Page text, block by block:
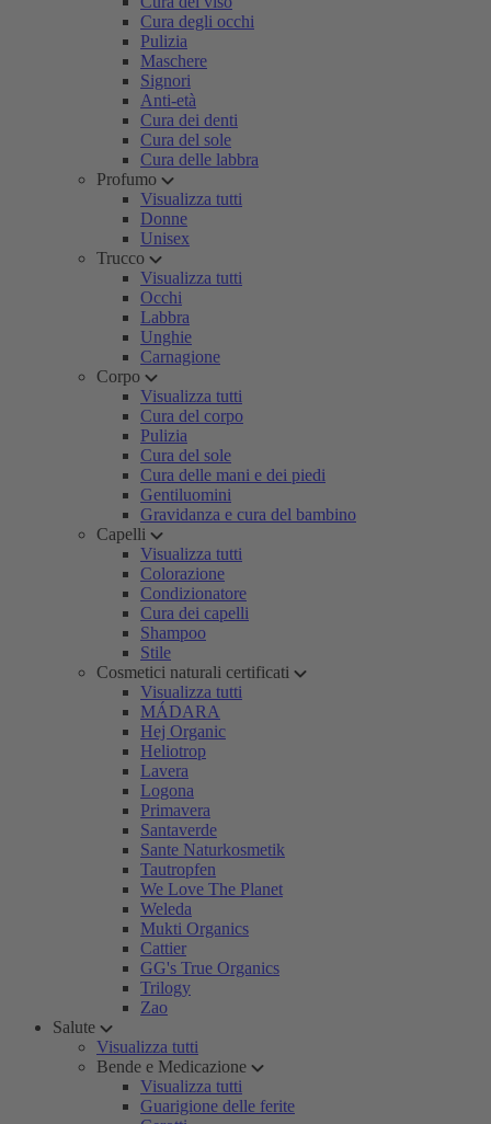
Cura degli occhi
Pulizia
Maschere
Signori
Anti-età
Cura dei denti
Cura del sole
Cura delle labbra
Profumo
Visualizza tutti
Donne
Unisex
Trucco
Visualizza tutti
Occhi
Labbra
Unghie
Carnagione
Corpo
Visualizza tutti
Cura del corpo
Pulizia
Cura del sole
Cura delle mani e dei piedi
Gentiluomini
Gravidanza e cura del bambino
Capelli
Visualizza tutti
Colorazione
Condizionatore
Cura dei capelli
Shampoo
Stile
Cosmetici naturali certificati
Visualizza tutti
MÁDARA
Hej Organic
Heliotrop
Lavera
Logona
Primavera
Santaverde
Sante Naturkosmetik
Tautropfen
We Love The Planet
Weleda
Mukti Organics
Cattier
GG's True Organics
Trilogy
Zao
Salute
Visualizza tutti
Bende e Medicazione
Visualizza tutti
Guarigione delle ferite